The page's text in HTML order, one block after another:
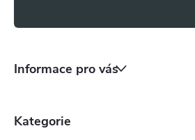
Informace pro vás
Kategorie